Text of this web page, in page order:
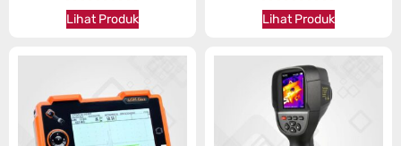
★★★★★
Lihat Produk ★★★★★
Lihat Produk